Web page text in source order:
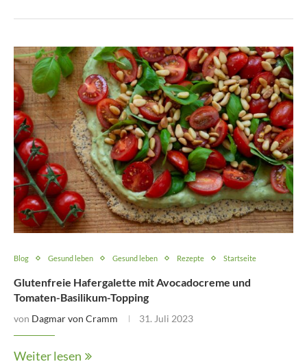
Blog Gesund leben Gesund leben Rezepte Startseite
Glutenfreie Hafergalette mit Avocadocreme und
Tomaten-Basilikum-Topping
von Dagmar von Cramm 31. Juli 2023
Weiter lesen